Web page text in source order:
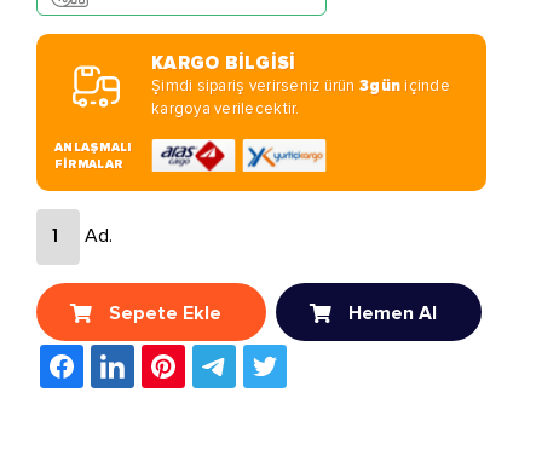
KARGO BİLGİSİ
Şimdi sipariş verirseniz ürün 3güniçinde
kargoya verilecektir.
ANLAŞMALI
FİRMALAR
Ad.
Sepete Ekle Hemen Al